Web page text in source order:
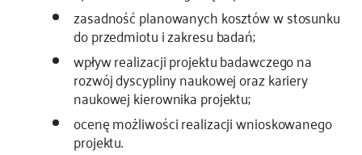
zasadność planowanych kosztów w stosunku
do przedmiotu i zakresu badań;
wpływ realizacji projektu badawczego na
rozwój dyscypliny naukowej oraz kariery
naukowej kierownika projektu;
ocenę możliwości realizacji wnioskowanego
projektu.